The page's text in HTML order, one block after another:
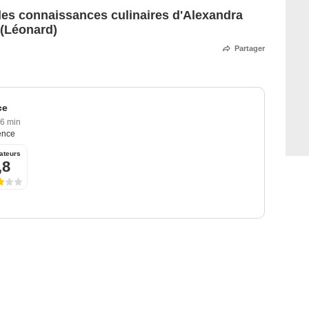
connaissances culinaires d'Alexandra
Partager
min